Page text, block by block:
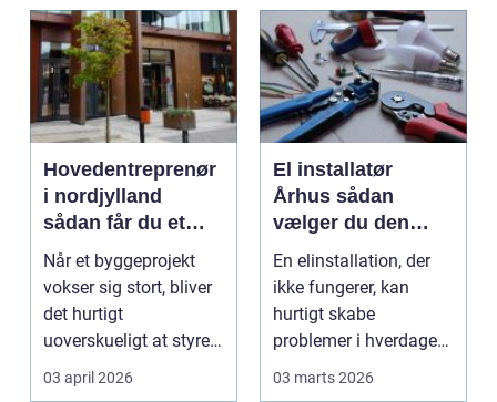
Hovedentreprenør
i nordjylland
sådan får du et
trygt og
gennemsigtigt
byggeri
Når et byggeprojekt
vokser sig stort, bliver
det hurtigt
uoverskueligt at styre
håndværkere, tidspla...
03 april 2026
El installatør
Århus sådan
vælger du den
rigtige fagmand
En elinstallation, der
ikke fungerer, kan
hurtigt skabe
problemer i hverdagen.
Manglende
03 marts 2026